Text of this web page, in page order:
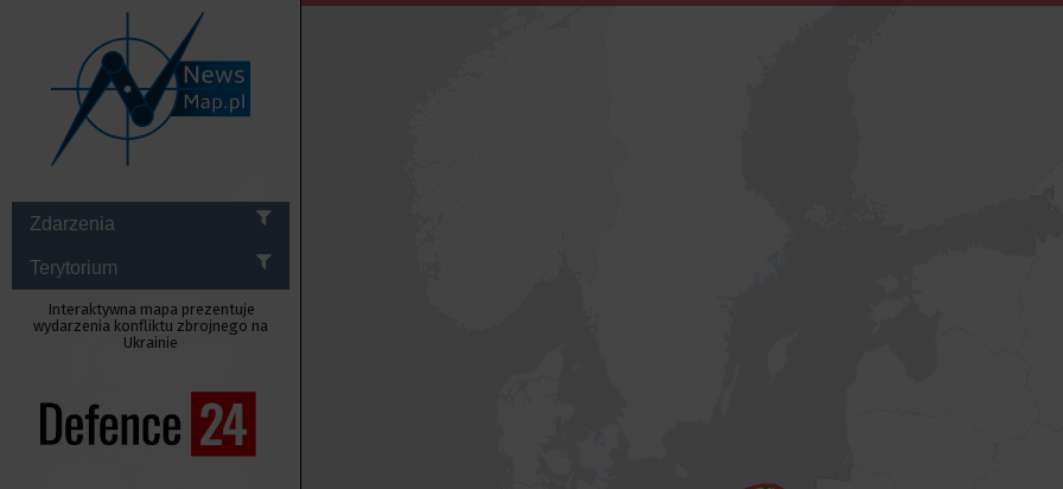
Zdarzenia
Terytorium
Interaktywna mapa prezentuje
wydarzenia konfliktu zbrojnego na
Ukrainie